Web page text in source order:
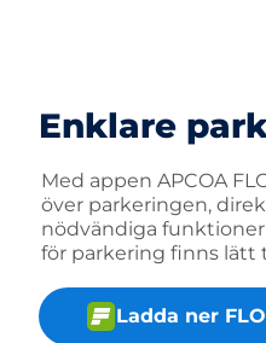
Enklare
Med appen APCOA
över parkeringen,
nödvändiga
för parkering finns lätt
Ladda ner